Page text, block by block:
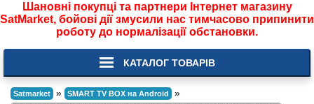
Шановні покупці та партнери Інтернет магазину
SatMarket, бойові дії змусили нас тимчасово припинити
роботу до нормалізації обстановки.
КАТАЛОГ ТОВАРІВ
Satmarket » SMART TV BOX на Android »